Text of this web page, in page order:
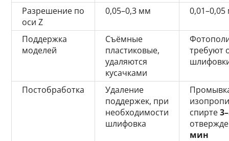
Разрешение по
оси Z
0,05–0,3 мм
Поддержка
моделей
Съёмные
пластиковые,
удаляются
кусачками
требуют
Постобработка
Удаление
поддержек, при
необходимости
шлифовка
спирте
мин